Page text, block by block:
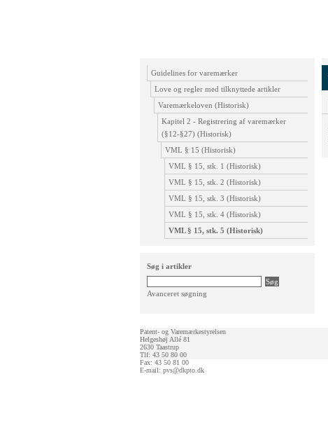
Guidelines for varemærker
Love og regler med tilknyttede artikler
Varemærkeloven (Historisk)
Kapitel 2 - Registrering af varemærker
(§12-§27) (Historisk)
VML § 15 (Historisk)
VML § 15, stk. 1 (Historisk)
VML § 15, stk. 2 (Historisk)
VML § 15, stk. 3 (Historisk)
VML § 15, stk. 4 (Historisk)
VML § 15, stk. 5 (Historisk)
Søg i artikler
Avanceret søgning
Patent- og Varemærkestyrelsen
Helgeshøj Allé 81
2630 Taastrup
Tlf: 43 50 80 00
Fax: 43 50 81 00
E-mail: pvs@dkpto.dk